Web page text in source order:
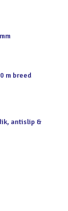
m breed
antislip &